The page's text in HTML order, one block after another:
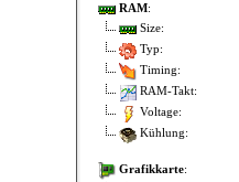
RAM:
Size:
Typ:
Timing:
RAM-Takt:
Voltage:
Kühlung:
Grafikkarte: